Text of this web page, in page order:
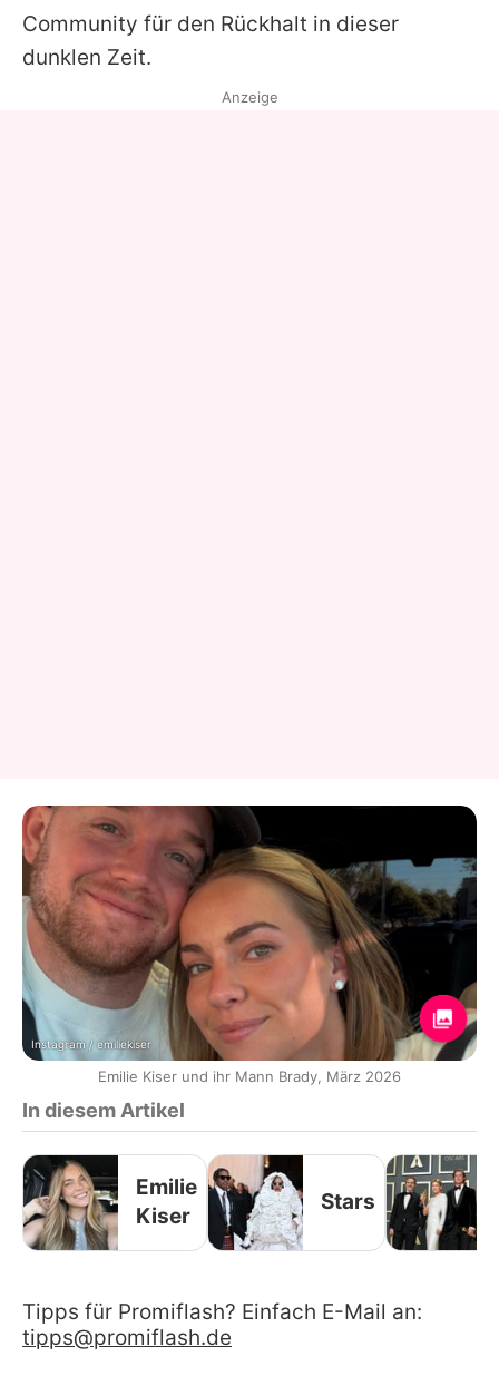
Community für den Rückhalt in dieser
dunklen Zeit.
Anzeige
Instagram / emiliekiser
Emilie Kiser und ihr Mann Brady, März 2026
In diesem Artikel
Emilie
Kiser
Stars
Tipps für Promiflash? Einfach E-Mail an:
tipps@promiflash.de